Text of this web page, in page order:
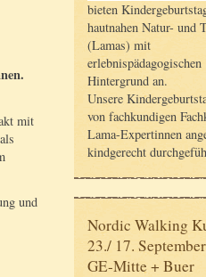
bieten
hautnahen Natur- und
(Lamas) mit
erlebnispädagogischen
Hintergrund an.
Unsere
von fachkundigen
Lama-Expertinnen
kindgerecht
Nordic Walking
23./ 17.
GE-Mitte + Buer
mit
und